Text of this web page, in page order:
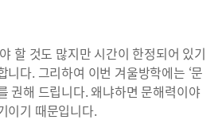
할 것도 많지만 시간이 한정되어 있기
니다. 그리하여 이번 겨울방학에는 ‘문
권해 드립니다. 왜냐하면 문해력이야
이기 때문입니다.